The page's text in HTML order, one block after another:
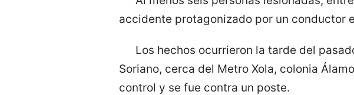
accidente protagonizado por un conductor
Los hechos ocurrieron la tarde del
Soriano, cerca del Metro Xola, colonia
control y se fue contra un poste.